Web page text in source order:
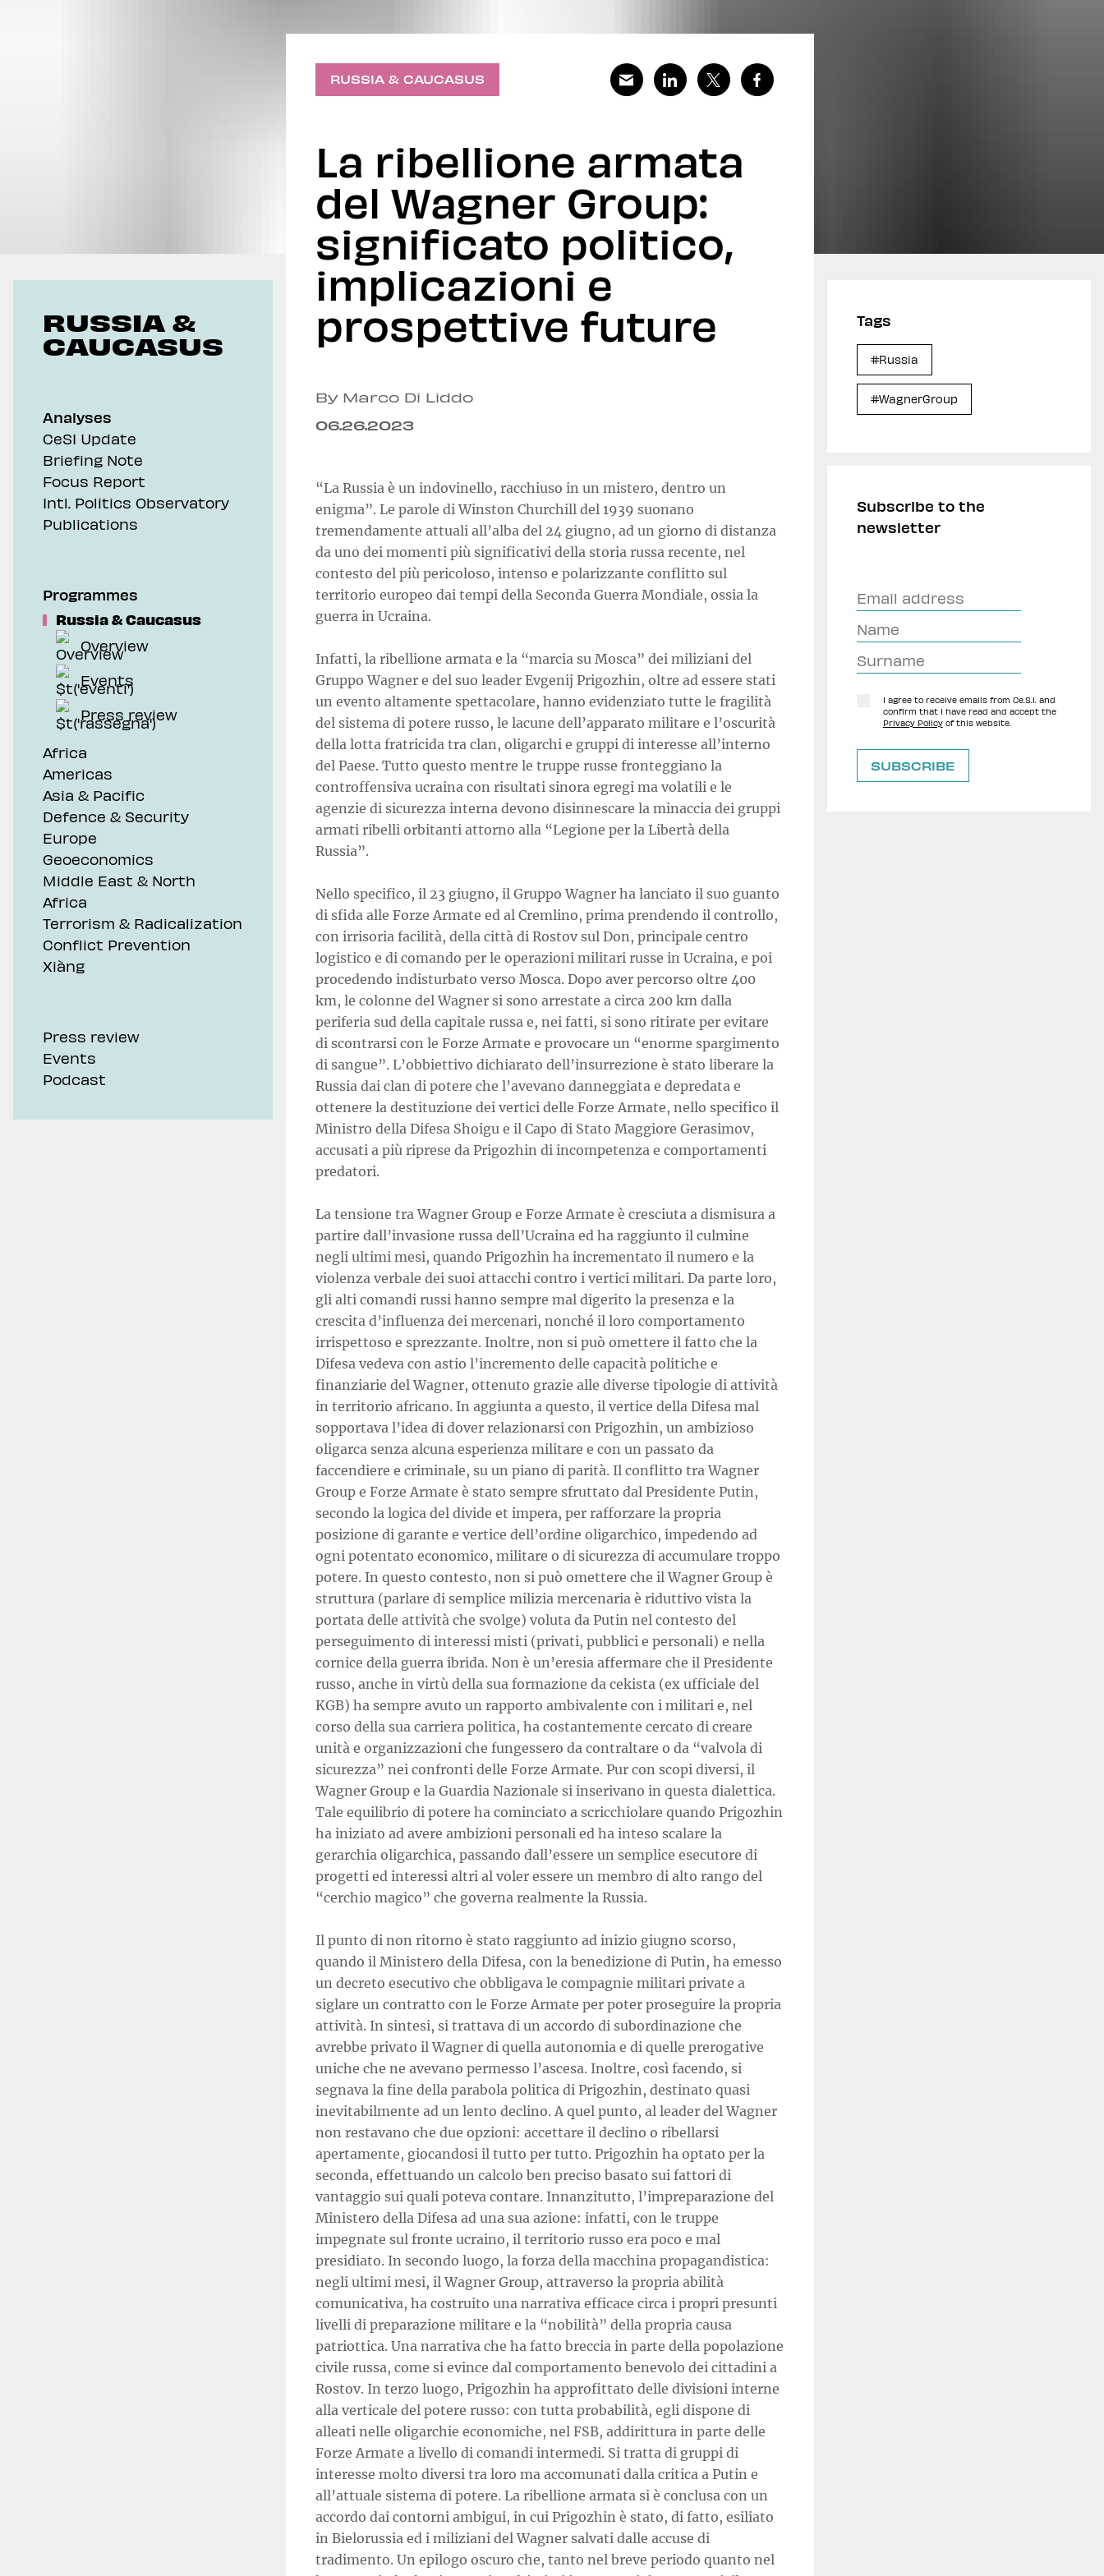
RUSSIA &
CAUCASUS
Analyses
CeSI Update
Briefing Note
Focus Report
Intl. Politics Observatory
Publications
Programmes
Russia & Caucasus
Overview
Events
Press review
Africa
Americas
Asia & Pacific
Defence & Security
Europe
Geoeconomics
Middle East & North
Africa
Terrorism & Radicalization
Conflict Prevention
Xiàng
Press review
Events
Podcast
RUSSIA & CAUCASUS
La ribellione armata
del Wagner Group:
significato politico,
implicazioni e
prospettive future
By Marco Di Liddo
06.26.2023
“La Russia è un indovinello, racchiuso in un mistero, dentro un
enigma”. Le parole di Winston Churchill del 1939 suonano
tremendamente attuali all’alba del 24 giugno, ad un giorno di distanza
da uno dei momenti più significativi della storia russa recente, nel
contesto del più pericoloso, intenso e polarizzante conflitto sul
territorio europeo dai tempi della Seconda Guerra Mondiale, ossia la
guerra in Ucraina.
Infatti, la ribellione armata e la “marcia su Mosca” dei miliziani del
Gruppo Wagner e del suo leader Evgenij Prigozhin, oltre ad essere stati
un evento altamente spettacolare, hanno evidenziato tutte le fragilità
del sistema di potere russo, le lacune dell’apparato militare e l’oscurità
della lotta fratricida tra clan, oligarchi e gruppi di interesse all’interno
del Paese. Tutto questo mentre le truppe russe fronteggiano la
controffensiva ucraina con risultati sinora egregi ma volatili e le
agenzie di sicurezza interna devono disinnescare la minaccia dei gruppi
armati ribelli orbitanti attorno alla “Legione per la Libertà della
Russia”.
Nello specifico, il 23 giugno, il Gruppo Wagner ha lanciato il suo guanto
di sfida alle Forze Armate ed al Cremlino, prima prendendo il controllo,
con irrisoria facilità, della città di Rostov sul Don, principale centro
logistico e di comando per le operazioni militari russe in Ucraina, e poi
procedendo indisturbato verso Mosca. Dopo aver percorso oltre 400
km, le colonne del Wagner si sono arrestate a circa 200 km dalla
periferia sud della capitale russa e, nei fatti, si sono ritirate per evitare
di scontrarsi con le Forze Armate e provocare un “enorme spargimento
di sangue”. L’obbiettivo dichiarato dell’insurrezione è stato liberare la
Russia dai clan di potere che l’avevano danneggiata e depredata e
ottenere la destituzione dei vertici delle Forze Armate, nello specifico il
Ministro della Difesa Shoigu e il Capo di Stato Maggiore Gerasimov,
accusati a più riprese da Prigozhin di incompetenza e comportamenti
predatori.
La tensione tra Wagner Group e Forze Armate è cresciuta a dismisura a
partire dall’invasione russa dell’Ucraina ed ha raggiunto il culmine
negli ultimi mesi, quando Prigozhin ha incrementato il numero e la
violenza verbale dei suoi attacchi contro i vertici militari. Da parte loro,
gli alti comandi russi hanno sempre mal digerito la presenza e la
crescita d’influenza dei mercenari, nonché il loro comportamento
irrispettoso e sprezzante. Inoltre, non si può omettere il fatto che la
Difesa vedeva con astio l’incremento delle capacità politiche e
finanziarie del Wagner, ottenuto grazie alle diverse tipologie di attività
in territorio africano. In aggiunta a questo, il vertice della Difesa mal
sopportava l’idea di dover relazionarsi con Prigozhin, un ambizioso
oligarca senza alcuna esperienza militare e con un passato da
faccendiere e criminale, su un piano di parità. Il conflitto tra Wagner
Group e Forze Armate è stato sempre sfruttato dal Presidente Putin,
secondo la logica del divide et impera, per rafforzare la propria
posizione di garante e vertice dell’ordine oligarchico, impedendo ad
ogni potentato economico, militare o di sicurezza di accumulare troppo
potere. In questo contesto, non si può omettere che il Wagner Group è
struttura (parlare di semplice milizia mercenaria è riduttivo vista la
portata delle attività che svolge) voluta da Putin nel contesto del
perseguimento di interessi misti (privati, pubblici e personali) e nella
cornice della guerra ibrida. Non è un’eresia affermare che il Presidente
russo, anche in virtù della sua formazione da cekista (ex ufficiale del
KGB) ha sempre avuto un rapporto ambivalente con i militari e, nel
corso della sua carriera politica, ha costantemente cercato di creare
unità e organizzazioni che fungessero da contraltare o da “valvola di
sicurezza” nei confronti delle Forze Armate. Pur con scopi diversi, il
Wagner Group e la Guardia Nazionale si inserivano in questa dialettica.
Tale equilibrio di potere ha cominciato a scricchiolare quando Prigozhin
ha iniziato ad avere ambizioni personali ed ha inteso scalare la
gerarchia oligarchica, passando dall’essere un semplice esecutore di
progetti ed interessi altri al voler essere un membro di alto rango del
“cerchio magico” che governa realmente la Russia.
Il punto di non ritorno è stato raggiunto ad inizio giugno scorso,
quando il Ministero della Difesa, con la benedizione di Putin, ha emesso
un decreto esecutivo che obbligava le compagnie militari private a
siglare un contratto con le Forze Armate per poter proseguire la propria
attività. In sintesi, si trattava di un accordo di subordinazione che
avrebbe privato il Wagner di quella autonomia e di quelle prerogative
uniche che ne avevano permesso l’ascesa. Inoltre, così facendo, si
segnava la fine della parabola politica di Prigozhin, destinato quasi
inevitabilmente ad un lento declino. A quel punto, al leader del Wagner
non restavano che due opzioni: accettare il declino o ribellarsi
apertamente, giocandosi il tutto per tutto. Prigozhin ha optato per la
seconda, effettuando un calcolo ben preciso basato sui fattori di
vantaggio sui quali poteva contare. Innanzitutto, l’impreparazione del
Ministero della Difesa ad una sua azione: infatti, con le truppe
impegnate sul fronte ucraino, il territorio russo era poco e mal
presidiato. In secondo luogo, la forza della macchina propagandistica:
negli ultimi mesi, il Wagner Group, attraverso la propria abilità
comunicativa, ha costruito una narrativa efficace circa i propri presunti
livelli di preparazione militare e la “nobilità” della propria causa
patriottica. Una narrativa che ha fatto breccia in parte della popolazione
civile russa, come si evince dal comportamento benevolo dei cittadini a
Rostov. In terzo luogo, Prigozhin ha approfittato delle divisioni interne
alla verticale del potere russo: con tutta probabilità, egli dispone di
alleati nelle oligarchie economiche, nel FSB, addirittura in parte delle
Forze Armate a livello di comandi intermedi. Si tratta di gruppi di
interesse molto diversi tra loro ma accomunati dalla critica a Putin e
all’attuale sistema di potere. La ribellione armata si è conclusa con un
accordo dai contorni ambigui, in cui Prigozhin è stato, di fatto, esiliato
in Bielorussia ed i miliziani del Wagner salvati dalle accuse di
tradimento. Un epilogo oscuro che, tanto nel breve periodo quanto nel
Tags
#Russia
#WagnerGroup
Subscribe to the
newsletter
I agree to receive emails from Ce.S.I. and
confirm that I have read and accept the
Privacy Policyof this website.